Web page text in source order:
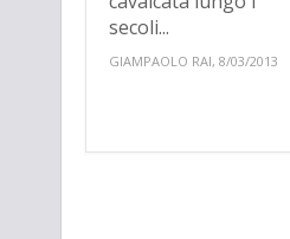
secoli...
GIAMPAOLO RAI, 8/03/2013